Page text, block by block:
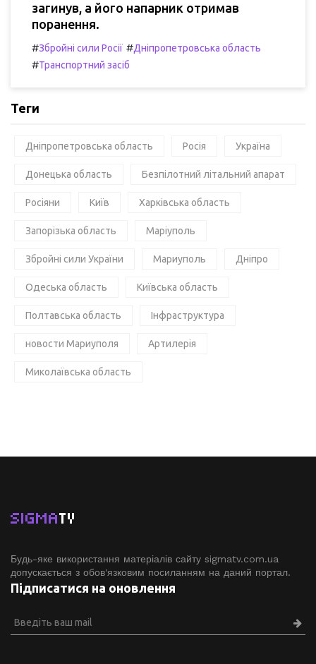
загинув, а його напарник отримав
поранення.
#Збройні сили Росії #Дніпропетровська область
#Транспортний засіб
Теги
Дніпропетровська область Росія Україна
Донецька область Безпілотний літальний апарат
Росіяни Київ Харківська область
Запорізька область Маріуполь
Збройні сили України Мариуполь Дніпро
Одеська область Київська область
Полтавська область Інфраструктура
новости Мариуполя Артилерія
Миколаївська область
SIGMATV
Будь-яке використання матеріалів сайту sigmatv.com.ua
допускається з обов'язковим посиланням на даний портал.
Підписатися на оновлення